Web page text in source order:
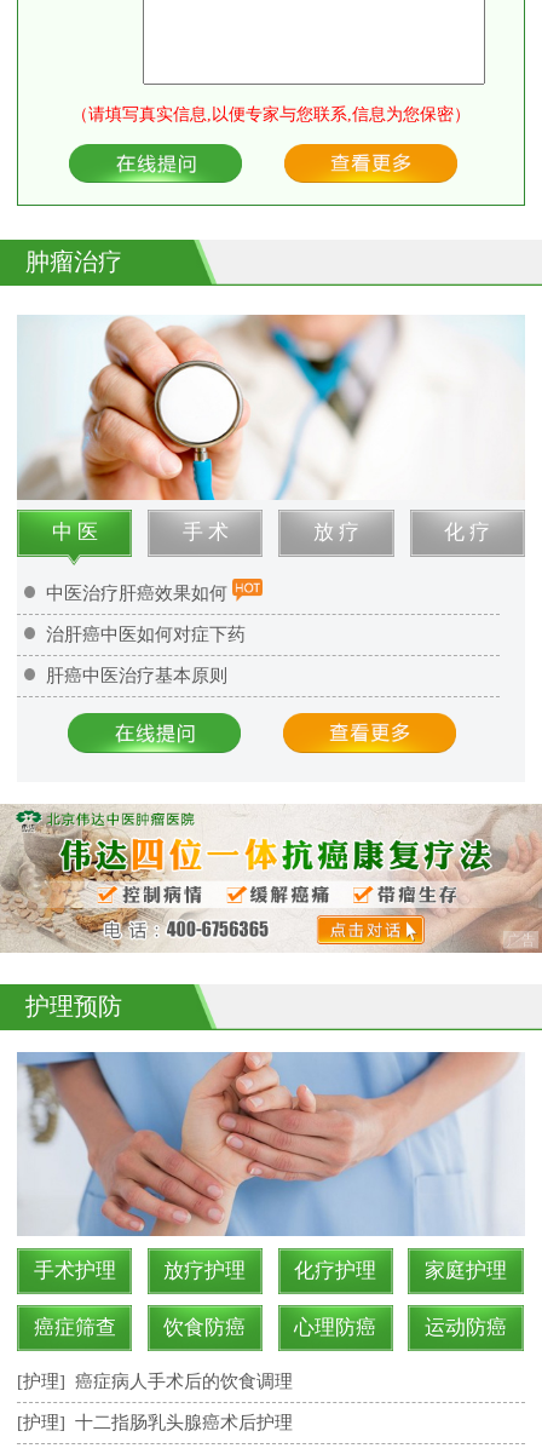
（请填写真实信息,以便专家与您联系,信息为您保密）
肿瘤治疗
中 医 手 术 放 疗 化 疗
中医治疗肝癌效果如何
治肝癌中医如何对症下药
肝癌中医治疗基本原则
护理预防
手术护理 放疗护理 化疗护理 家庭护理
癌症筛查 饮食防癌 心理防癌 运动防癌
[护理] 癌症病人手术后的饮食调理
[护理] 十二指肠乳头腺癌术后护理